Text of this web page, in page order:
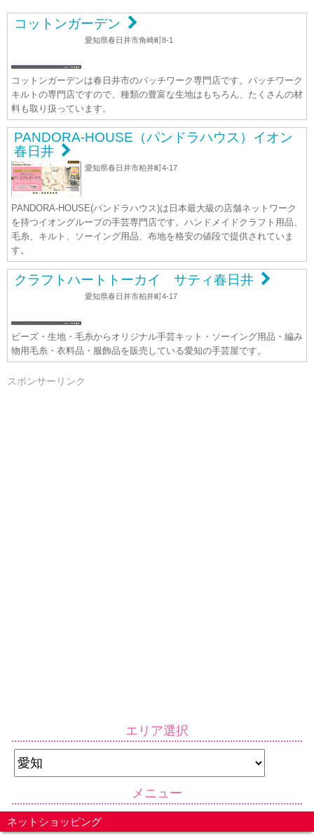
コットンガーデン
愛知県春日井市角崎町8-1
コットンガーデンは春日井市のパッチワーク専門店です。パッチワーク
キルトの専門店ですので、種類の豊富な生地はもちろん、たくさんの材
料も取り扱っています。
PANDORA-HOUSE（パンドラハウス）イオン
春日井
愛知県春日井市柏井町4-17
PANDORA-HOUSE(パンドラハウス)は日本最大級の店舗ネットワーク
を持つイオングループの手芸専門店です。ハンドメイドクラフト用品、
毛糸、キルト、ソーイング用品、布地を格安の値段で提供されていま
す。
クラフトハートトーカイ サティ春日井
愛知県春日井市柏井町4-17
ビーズ・生地・毛糸からオリジナル手芸キット・ソーイング用品・編み
物用毛糸・衣料品・服飾品を販売している愛知の手芸屋です。
スポンサーリンク
エリア選択
メニュー
ネットショッピング